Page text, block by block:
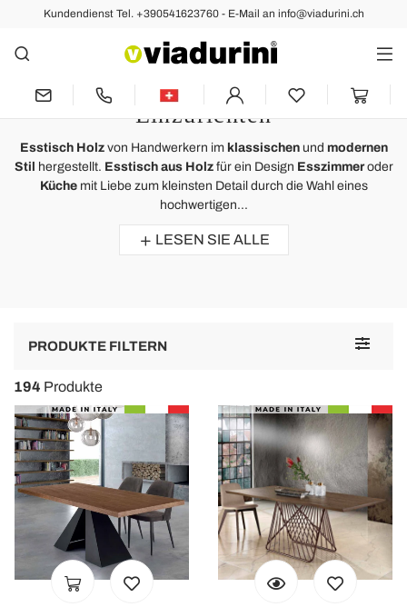
Kundendienst Tel. +390541623760 - E-Mail an info@viadurini.ch
Esstisch Holz von Italienischem
Design um das Esszimmer
Einzurichten
Esstisch Holzvon Handwerkern im klassischenund modernen
Stil
hergestellt. Esstisch aus Holzfür ein Design Esszimmeroder
Küche mit Liebe zum kleinsten Detail durch die Wahl eines
hochwertigen...
LESEN SIE ALLE
Toggle
PRODUKTE FILTERN
194 Produkte